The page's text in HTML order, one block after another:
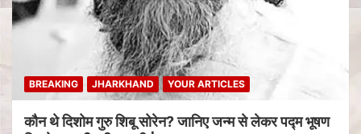
BREAKING JHARKHAND YOUR ARTICLES
कौन थे दिशोम गुरु शिबू सोरेन? जानिए जन्म से लेकर पद्म भूषण